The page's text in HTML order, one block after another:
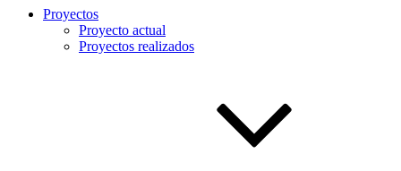
Proyectos
Proyecto actual
Proyectos realizados